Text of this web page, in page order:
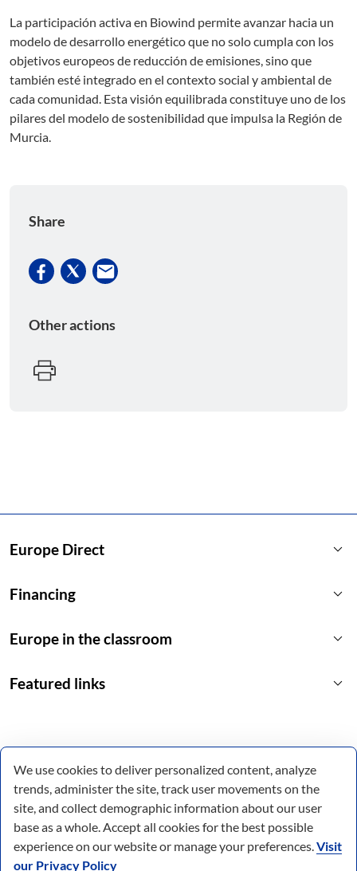
La participación activa en Biowind permite avanzar hacia un
modelo de desarrollo energético que no solo cumpla con los
objetivos europeos de reducción de emisiones, sino que
también esté integrado en el contexto social y ambiental de
cada comunidad. Esta visión equilibrada constituye uno de los
pilares del modelo de sostenibilidad que impulsa la Región de
Murcia.
Share
Other actions
Europe Direct keyboard_arrow_down
Financing keyboard_arrow_down
Europe in the classroom keyboard_arrow_down
Featured links keyboard_arrow_down
We use cookies to deliver personalized content, analyze
trends, administer the site, track user movements on the
site, and collect demographic information about our user
base as a whole. Accept all cookies for the best possible
experience on our website or manage your preferences.Visit
our Privacy Policy